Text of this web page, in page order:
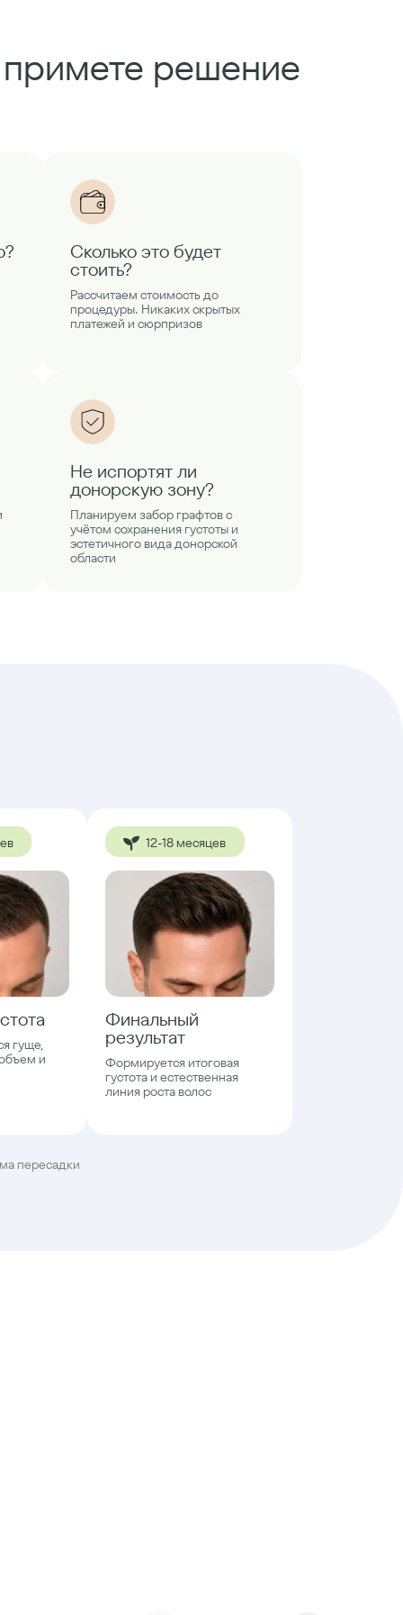
примете решение
Сколько это будет
стоить?
Рассчитаем стоимость до
процедуры. Никаких скрытых
платежей и сюрпризов
Не испортят ли
донорскую зону?
Планируем забор графтов с
учётом сохранения густоты и
эстетичного вида донорской
области
гуще,
и
12-18 месяцев
Финальный
результат
Формируется итоговая
густота и естественная
линия роста волос
пересадки